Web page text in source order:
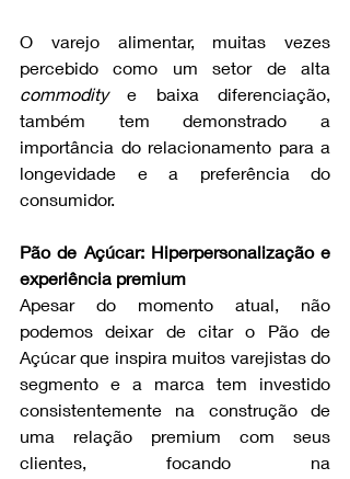
O varejo alimentar, muitas vezes
commodity e baixa diferenciação,
também tem demonstrado a
importância do relacionamento para a
longevidade e a preferência do
consumidor.
Pão de Açúcar: Hiperpersonalização e
experiência premium
Apesar do momento atual, não
podemos deixar de citar o Pão de
Açúcar que inspira muitos varejistas do
segmento e a marca tem investido
consistentemente na construção de
uma relação premium com seus
clientes, focando na